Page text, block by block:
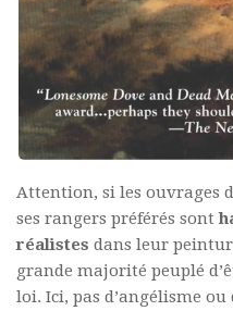
Attention, si les ouvrages
ses rangers préférés sont
réalistes dans leur
grande majorité peuplé
loi. Ici, pas d’angélisme